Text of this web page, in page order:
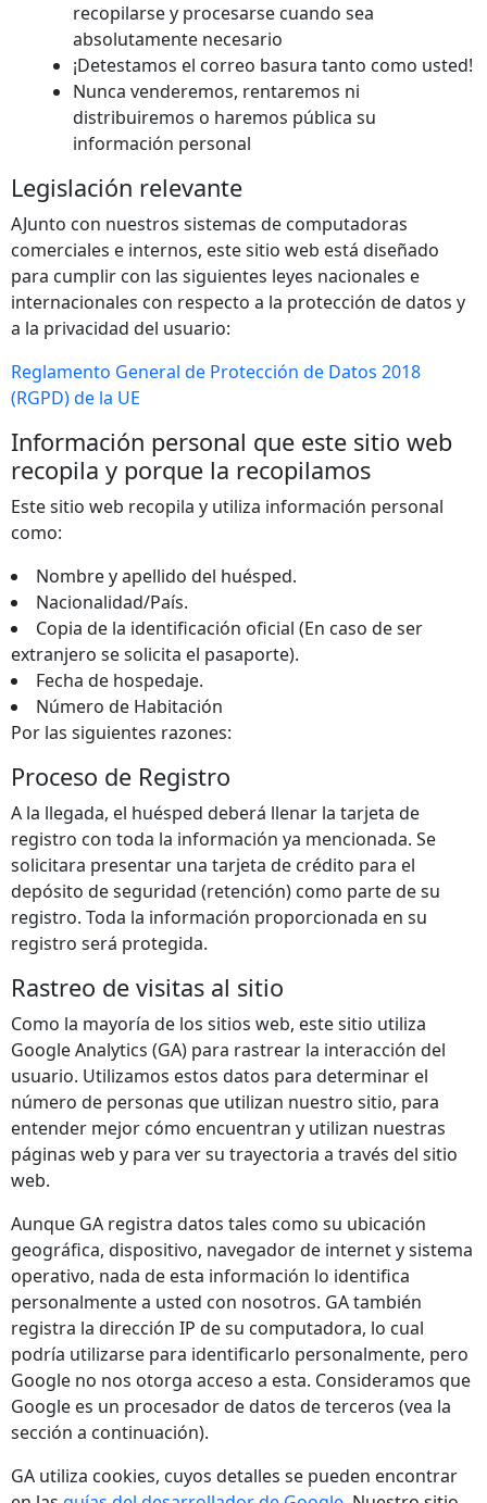
recopilarse y procesarse cuando sea
absolutamente necesario
¡Detestamos el correo basura tanto como usted!
Nunca venderemos, rentaremos ni
distribuiremos o haremos pública su
información personal
Legislación relevante
AJunto con nuestros sistemas de computadoras
comerciales e internos, este sitio web está diseñado
para cumplir con las siguientes leyes nacionales e
internacionales con respecto a la protección de datos y
a la privacidad del usuario:
Reglamento General de Protección de Datos 2018
(RGPD) de la UE
Información personal que este sitio web
recopila y porque la recopilamos
Este sitio web recopila y utiliza información personal
como:
Nombre y apellido del huésped.
Nacionalidad/País.
Copia de la identificación oficial (En caso de ser
extranjero se solicita el pasaporte).
Fecha de hospedaje.
Número de Habitación
Por las siguientes razones:
Proceso de Registro
A la llegada, el huésped deberá llenar la tarjeta de
registro con toda la información ya mencionada. Se
solicitara presentar una tarjeta de crédito para el
depósito de seguridad (retención) como parte de su
registro. Toda la información proporcionada en su
registro será protegida.
Rastreo de visitas al sitio
Como la mayoría de los sitios web, este sitio utiliza
Google Analytics (GA) para rastrear la interacción del
usuario. Utilizamos estos datos para determinar el
número de personas que utilizan nuestro sitio, para
entender mejor cómo encuentran y utilizan nuestras
páginas web y para ver su trayectoria a través del sitio
web.
Aunque GA registra datos tales como su ubicación
geográfica, dispositivo, navegador de internet y sistema
operativo, nada de esta información lo identifica
personalmente a usted con nosotros. GA también
registra la dirección IP de su computadora, lo cual
podría utilizarse para identificarlo personalmente, pero
Google no nos otorga acceso a esta. Consideramos que
Google es un procesador de datos de terceros (vea la
sección a continuación).
GA utiliza cookies, cuyos detalles se pueden encontrar